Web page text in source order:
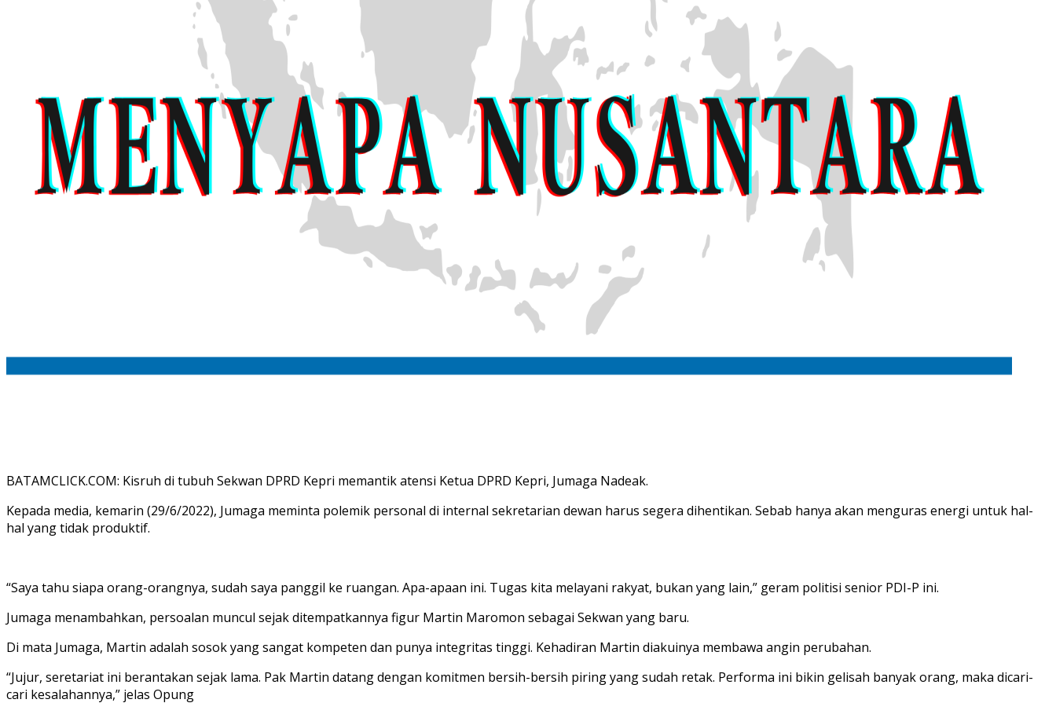
BATAMCLICK.COM: Kisruh di tubuh Sekwan DPRD Kepri memantik atensi Ketua DPRD Kepri, Jumaga Nadeak.
Kepada media, kemarin (29/6/2022), Jumaga meminta polemik personal di internal sekretarian dewan harus segera dihentikan. Sebab hanya akan menguras energi untuk hal-
hal yang tidak produktif.
“Saya tahu siapa orang-orangnya, sudah saya panggil ke ruangan. Apa-apaan ini. Tugas kita melayani rakyat, bukan yang lain,” geram politisi senior PDI-P ini.
Jumaga menambahkan, persoalan muncul sejak ditempatkannya figur Martin Maromon sebagai Sekwan yang baru.
Di mata Jumaga, Martin adalah sosok yang sangat kompeten dan punya integritas tinggi. Kehadiran Martin diakuinya membawa angin perubahan.
“Jujur, seretariat ini berantakan sejak lama. Pak Martin datang dengan komitmen bersih-bersih piring yang sudah retak. Performa ini bikin gelisah banyak orang, maka dicari-
cari kesalahannya,” jelas Opung